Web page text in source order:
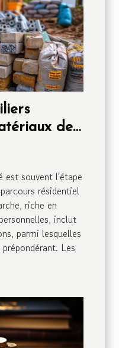
de
est souvent l'étape
résidentiel
riche en
inclut
parmi lesquelles
Les